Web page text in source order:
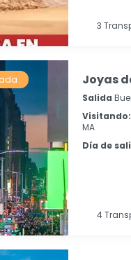
3
Joyas
Salida
Visitando:
MA
Día de
4